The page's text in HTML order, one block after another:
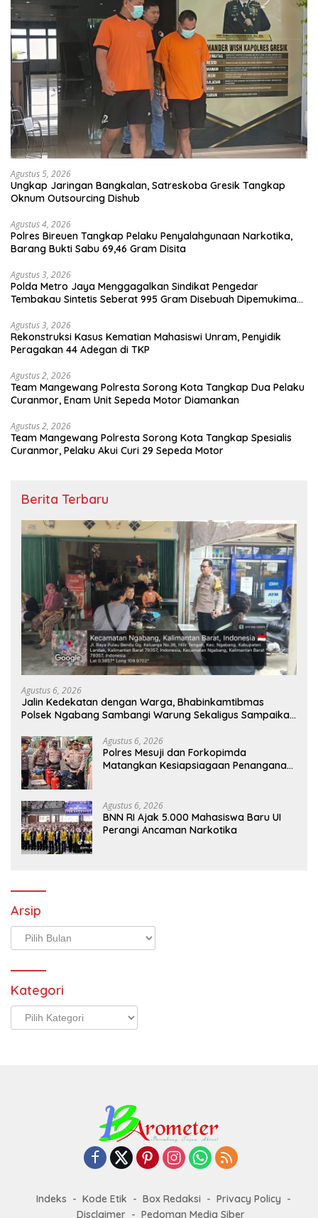
Agustus 5, 2026
Ungkap Jaringan Bangkalan, Satreskoba Gresik Tangkap
Oknum Outsourcing Dishub
Agustus 4, 2026
Polres Bireuen Tangkap Pelaku Penyalahgunaan Narkotika,
Barang Bukti Sabu 69,46 Gram Disita
Agustus 3, 2026
Polda Metro Jaya Menggagalkan Sindikat Pengedar
Tembakau Sintetis Seberat 995 Gram Disebuah Dipemukiman
Agustus 3, 2026
Rekonstruksi Kasus Kematian Mahasiswi Unram, Penyidik
Peragakan 44 Adegan di TKP
Agustus 2, 2026
Team Mangewang Polresta Sorong Kota Tangkap Dua Pelaku
Curanmor, Enam Unit Sepeda Motor Diamankan
Agustus 2, 2026
Team Mangewang Polresta Sorong Kota Tangkap Spesialis
Curanmor, Pelaku Akui Curi 29 Sepeda Motor
Berita Terbaru
Agustus 6, 2026
Jalin Kedekatan dengan Warga, Bhabinkamtibmas
Polsek Ngabang Sambangi Warung Sekaligus Sampaikan
Agustus 6, 2026
Polres Mesuji dan Forkopimda
Matangkan Kesiapsiagaan Penanganan
Agustus 6, 2026
BNN RI Ajak 5.000 Mahasiswa Baru UI
Perangi Ancaman Narkotika
Arsip
Arsip
Kategori
Kategori
Indeks Kode Etik Box Redaksi
Privacy Policy
Disclaimer
Pedoman Media Siber